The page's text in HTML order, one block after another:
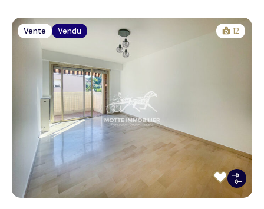
Vente Vendu 12